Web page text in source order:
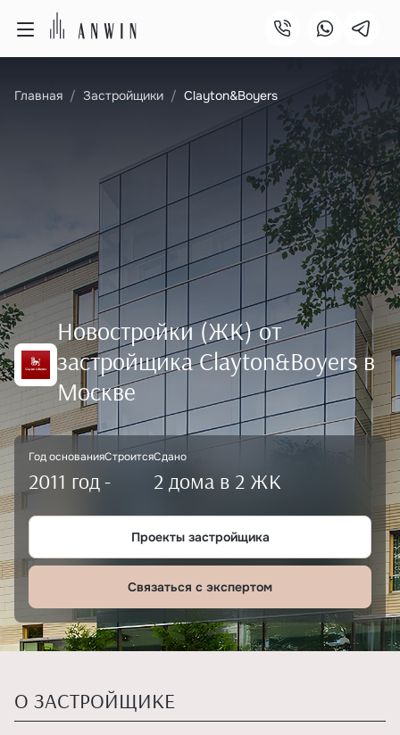
Главная Застройщики Clayton&Boyers
Новостройки (ЖК) от
застройщика Clayton&Boyers в
Москве
Год основания
2011 год
Строится
-
Сдано
2 дома в 2 ЖК
Проекты застройщика
Связаться с экспертом
О ЗАСТРОЙЩИКЕ